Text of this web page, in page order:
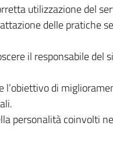
utilizzazione del
delle pratiche
il responsabile del
di
personalità coinvolti